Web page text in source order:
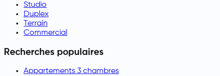
Studio
Duplex
Terrain
Commercial
Recherches populaires
Appartements 3 chambres